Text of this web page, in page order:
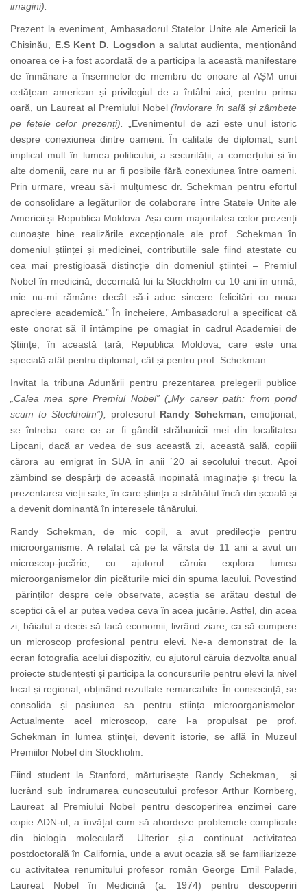
imagini).
Prezent la eveniment, Ambasadorul Statelor Unite ale Americii la
Chișinău, E.S Kent D. Logsdon a salutat audiența, menționând
onoarea ce i-a fost acordată de a participa la această manifestare
de înmânare a însemnelor de membru de onoare al AȘM unui
cetățean american și privilegiul de a întâlni aici, pentru prima
oară, un Laureat al Premiului Nobel(înviorare în sală și zâmbete
pe fețele celor prezenți).
„Evenimentul de azi este unul istoric
despre conexiunea dintre oameni. În calitate de diplomat, sunt
implicat mult în lumea politicului, a securității, a comerțului și în
alte domenii, care nu ar fi posibile fără conexiunea între oameni.
Prin urmare, vreau să-i mulțumesc dr. Schekman pentru efortul
de consolidare a legăturilor decolaborare între Statele Unite ale
Americii și Republica Moldova. Așa cum majoritatea celor prezenți
cunoaște bine realizările excepționale ale prof. Schekman în
domeniul științei și medicinei, contribuțiile sale fiind atestate cu
cea mai prestigioasă distincție din domeniul științei – Premiul
Nobel în medicină, decernată lui la Stockholm cu 10 ani în urmă,
mie nu-mi rămâne decât să-i aduc sincere felicitări cu noua
apreciere academică.” În încheiere, Ambasadorul a specificat că
este onorat să îl întâmpine pe omagiat în cadrul Academiei de
Științe, în această țară, Republica Moldova, care este una
specială atât pentru diplomat, cât și pentru prof. Schekman.
Invitat la tribuna Adunării pentru prezentarea prelegerii publice
„Calea mea spre Premiul Nobel” („My career path: from pond
scum to Stockholm”)
profesorul Randy Schekman, emoționat,
se întreba: oare ce ar fi gândit străbunicii mei din localitatea
Lipcani, dacă ar vedea de sus această zi, această sală, copiii
cărora au emigrat în SUA în anii `20 ai secolului trecut. Apoi
zâmbind se despărți de această inopinată imaginație și trecu la
prezentarea vieții sale, în care știința a străbătut încă din școală și
a devenit dominantă în interesele tânărului.
Randy Schekman, de mic copil, a avut predilecție pentru
microorganisme. A relatat că pe la vârsta de 11 ani a avut un
microscop-jucărie, cu ajutorul căruia explora lumea
microorganismelor din picăturile mici din spuma lacului. Povestind
părinților despre cele observate, aceștia se arătau destul de
sceptici că el ar putea vedea ceva în acea jucărie. Astfel, din acea
zi, băiatul a decis să facă economii, livrând ziare, ca să cumpere
un microscop profesional pentru elevi. Ne-a demonstrat de la
ecran fotografia acelui dispozitiv, cu ajutorul căruia dezvolta anual
proiecte studențești și participa la concursurile pentru elevi la nivel
local și regional, obținând rezultate remarcabile. În consecință, se
consolida și pasiunea sa pentru știința microorganismelor.
Actualmente acel microscop, care l-a propulsat pe prof.
Schekman în lumea științei, devenit istorie, se află în Muzeul
Premiilor Nobel din Stockholm.
Fiind student la Stanford, mărturisește Randy Schekman,
și
lucrând sub îndrumarea cunoscutului profesor Arthur Kornberg,
Laureat al Premiului Nobel pentru descoperirea enzimei care
copie ADN-ul, a învățat cum să abordeze problemele complicate
din biologia moleculară. Ulterior și-a continuat activitatea
postdoctorală în California, unde a avut ocazia să se familiarizeze
cu activitatea renumitului profesor român George Emil Palade,
Laureat Nobel în Medicină (a. 1974) pentru descoperiri